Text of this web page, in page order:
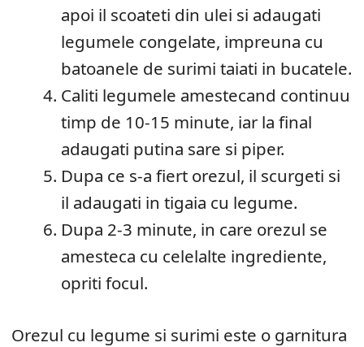
apoi il scoateti din ulei si adaugati
legumele congelate, impreuna cu
batoanele de surimi taiati in bucatele.
Caliti legumele amestecand continuu
timp de 10-15 minute, iar la final
adaugati putina sare si piper.
Dupa ce s-a fiert orezul, il scurgeti si
il adaugati in tigaia cu legume.
Dupa 2-3 minute, in care orezul se
amesteca cu celelalte ingrediente,
opriti focul.
Orezul cu legume si surimi este o garnitura